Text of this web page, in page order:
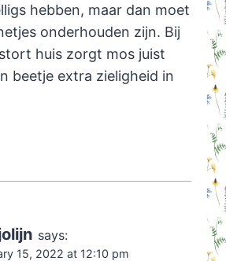
hebben, maar dan moet
onderhouden zijn. Bij
huis zorgt mos juist
beetje extra zieligheid in
says:
15, 2022 at 12:10 pm